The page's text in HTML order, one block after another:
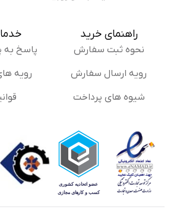
راهنمای خرید
نحوه ثبت سفارش
رویه ارسال سفارش
شیوه های پرداخت
خدمات
پاسخ به
رویه های